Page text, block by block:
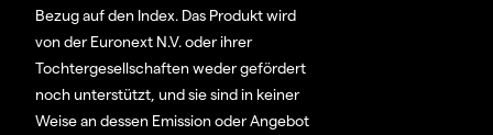
Bezug auf den Index. Das Produkt wird
von der Euronext N.V. oder ihrer
Tochtergesellschaften weder gefördert
noch unterstützt, und sie sind in keiner
Weise an dessen Emission oder Angebot